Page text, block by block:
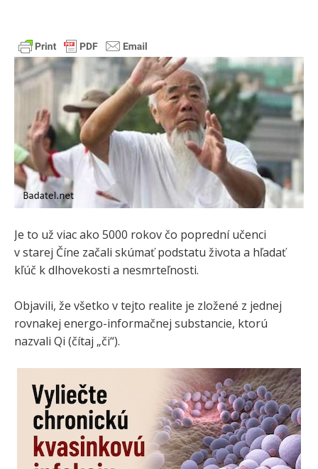
Je to už viac ako 5000 rokov čo poprední učenci
v starej Číne začali skúmať podstatu života a hľadať
kľúč k dlhovekosti a nesmrteľnosti.
Objavili, že všetko v tejto realite je zložené z jednej
rovnakej energo-informačnej substancie, ktorú
nazvali Qi (čítaj „či“).